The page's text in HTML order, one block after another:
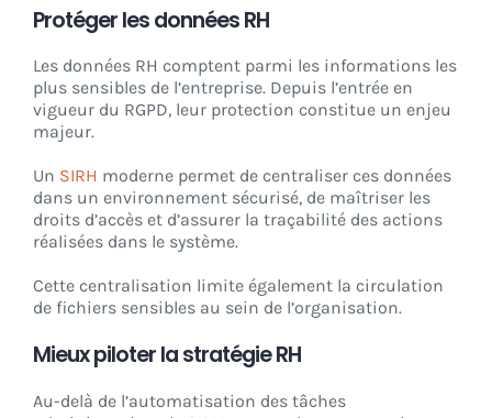
Protéger les données RH
Les données RH comptent parmi les informations les
plus sensibles de l’entreprise. Depuis l’entrée en
vigueur du RGPD, leur protection constitue un enjeu
majeur.
Un SIRH moderne permet de centraliser ces données
dans un environnement sécurisé, de maîtriser les
droits d’accès et d’assurer la traçabilité des actions
réalisées dans le système.
Cette centralisation limite également la circulation
de fichiers sensibles au sein de l’organisation.
Mieux piloter la stratégie RH
Au-delà de l’automatisation des tâches